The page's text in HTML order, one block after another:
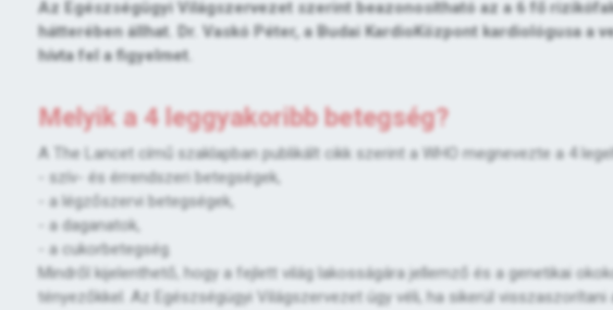
Az Egészségügyi Világszervezet szerint beazonosítható az a 6 fő
hátterében állhat. Dr. Vaskó Péter, a Budai KardioKözpont kardiológusa
hívta fel a figyelmet.
Melyik a 4 leggyakoribb betegség?
A The Lancet című szaklapban publikált cikk szerint a WHO megnevezte a 4
- szív- és érrendszeri betegségek,
- a légzőszervi betegségek,
- a daganatok,
- a cukorbetegség.
Mindről kijelenthető, hogy a fejlett világ lakosságára jellemző és a genetikai
tényezőkkel. Az Egészségügyi Világszervezet úgy véli, ha sikerül